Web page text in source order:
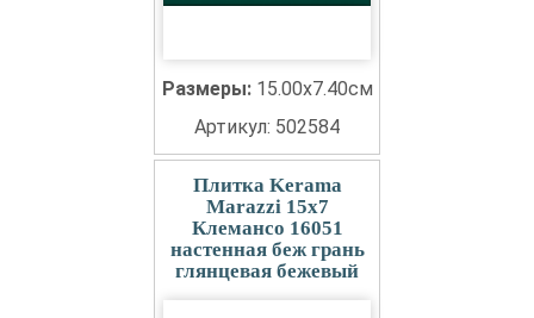
Размеры: 15.00x7.40см
Артикул: 502584
Плитка Kerama
Marazzi 15x7
Клемансо 16051
настенная беж грань
глянцевая бежевый